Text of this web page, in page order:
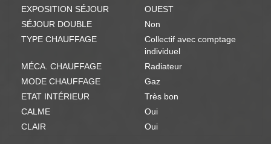
EXPOSITION SÉJOUR
OUEST
SÉJOUR DOUBLE
Non
TYPE CHAUFFAGE
Collectif avec comptage
individuel
MÉCA. CHAUFFAGE
Radiateur
MODE CHAUFFAGE
Gaz
ETAT INTÉRIEUR
Très bon
CALME
Oui
CLAIR
Oui